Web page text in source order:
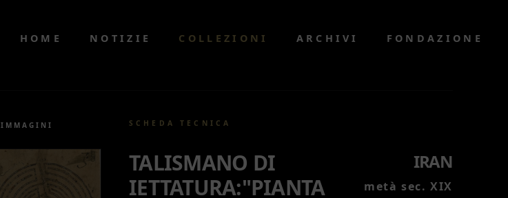
HOME NOTIZIE COLLEZIONI ARCHIVI FONDAZIONE
IMMAGINI SCHEDA TECNICA
TALISMANO DI
IETTATURA:"PIANTA
IRAN
metà sec. XIX